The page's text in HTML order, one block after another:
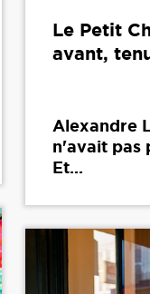
Le Petit
avant,
Alexandre
n'avait pas
Et...